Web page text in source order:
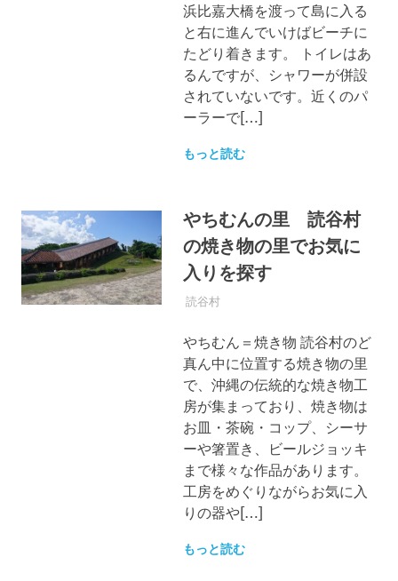
浜比嘉大橋を渡って島に入る
と右に進んでいけばビーチに
たどり着きます。 トイレはあ
るんですが、シャワーが併設
されていないです。近くのパ
ーラーで[…]
もっと読む
やちむんの里 読谷村
の焼き物の里でお気に
入りを探す
2017年6月13日
OKINAWASPOT
読谷村
やちむん＝焼き物 読谷村のど
真ん中に位置する焼き物の里
で、沖縄の伝統的な焼き物工
房が集まっており、焼き物は
お皿・茶碗・コップ、シーサ
ーや箸置き、ビールジョッキ
まで様々な作品があります。
工房をめぐりながらお気に入
りの器や[…]
もっと読む